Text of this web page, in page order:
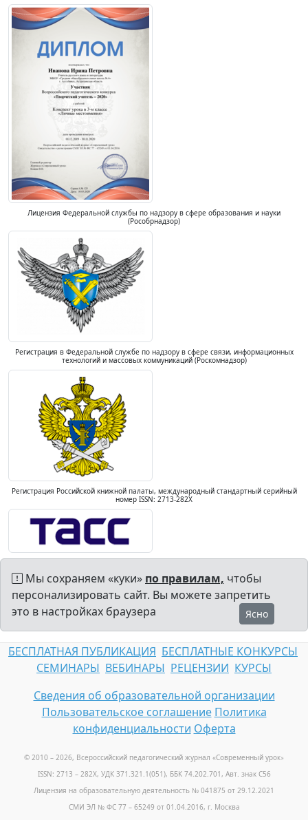
Лицензия Федеральной службы по надзору в сфере образования и науки
(Рособрнадзор)
Регистрация в Федеральной службе по надзору в сфере связи, информационных
технологий и массовых коммуникаций (Роскомнадзор)
Регистрация Российской книжной палаты, международный стандартный серийный
номер ISSN: 2713-282X
Мы сохраняем «куки» по правилам, чтобы
персонализировать сайт. Вы можете запретить
это в настройках браузера
Ясно
БЕСПЛАТНАЯ ПУБЛИКАЦИЯ БЕСПЛАТНЫЕ КОНКУРСЫ
СЕМИНАРЫ ВЕБИНАРЫ РЕЦЕНЗИИ КУРСЫ
Сведения об образовательной организации
Пользовательское соглашение Политика
конфиденциальности Оферта
© 2010 – 2026, Всероссийский педагогический журнал «Современный урок»
ISSN: 2713 – 282X, УДК 371.321.1(051), ББК 74.202.701, Авт. знак С56
Лицензия на образовательную деятельность № 041875 от 29.12.2021
СМИ ЭЛ № ФС 77 – 65249 от 01.04.2016, г. Москва